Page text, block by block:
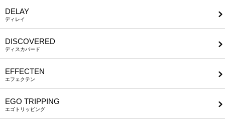
DELAY
ディレイ
DISCOVERED
ディスカバード
EFFECTEN
エフェクテン
EGO TRIPPING
エゴトリッピング